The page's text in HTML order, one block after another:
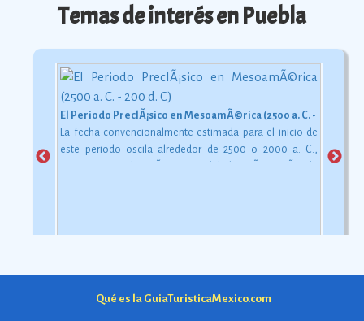
Temas de interés en Puebla
El Periodo PreclÃ¡sico en MesoamÃ©rica (2500 a. C. - 200 d. C)
La fecha convencionalmente estimada para el inicio de
este periodo oscila alrededor de 2500 o 2000 a. C.,
Qué es la GuiaTuristicaMexico.com